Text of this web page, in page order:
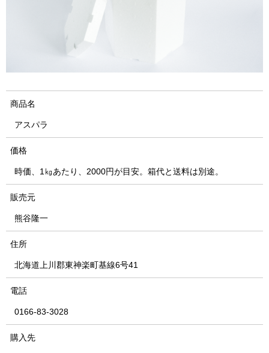
商品名
アスパラ
価格
時価、1㎏あたり、2000円が目安。箱代と送料は別途。
販売元
熊谷隆一
住所
北海道上川郡東神楽町基線6号41
電話
0166-83-3028
購入先